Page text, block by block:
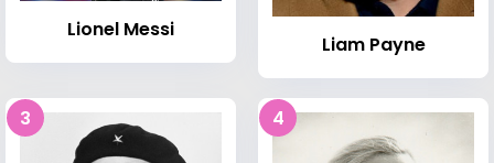
Lionel Messi
Liam Payne
3 4